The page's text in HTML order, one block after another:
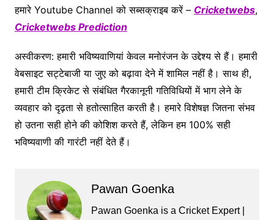
हमारे Youtube Channel को सब्सक्राइब करें – Cricketwebs,
Cricketwebs Prediction
अस्वीकरण: हमारी भविष्यवाणियां केवल मनोरंजन के उद्देश्य से हैं। हमारी
वेबसाइट सट्टेबाजी या जुए को बढ़ावा देने में शामिल नहीं है। साथ ही,
हमारी टीम क्रिकेट से संबंधित गैरकानूनी गतिविधियों में भाग लेने के
व्यवहार को दृढ़ता से हतोत्साहित करती है। हमारे विशेषज्ञ जितना संभव
हो उतना सही होने की कोशिश करते हैं, लेकिन हम 100% सही
भविष्यवाणी की गारंटी नहीं देते हैं।
Pawan Goenka
Pawan Goenka is a Cricket Expert |